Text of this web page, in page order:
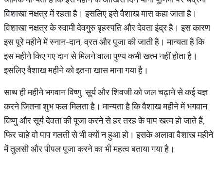
विशाखा नक्षत्र में रहता है। इसलिए इसे वैशाख मास कहा जाता है।
विशाखा नक्षत्र के स्वामी देवगुरु बृहस्पति और देवता इंद्र है। इस कारण
इस पूरे महीने में स्नान-दान, व्रत और पूजा की जाती है। मान्यता है कि
इस महीने किए गए दान से मिलने वाला पुण्य कभी खत्म नहीं होता है।
इसलिए वैशाख महीने को इतना खास माना गया है।
साथ ही महीने भगवान विष्णु, सूर्य और शिवजी को जल चढ़ाने से कई यज्ञ
करने जितना शुभ फल मिलता है। मान्यता है कि वैशाख महीने में भगवान
विष्णु और सूर्य देवता की पूजा करने से हर तरह के पाप खत्म हो जाते हैं,
फिर चाहे वो पाप गलती से भी क्यों न हुआ हो। इसके अलावा वैशाख महीने
में तुलसी और पीपल पूजा करने का भी महत्व बताया गया है।